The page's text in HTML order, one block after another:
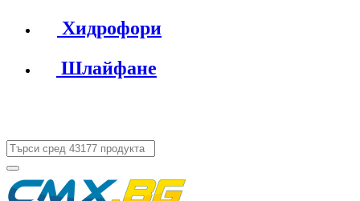
Хидрофори
Шлайфане